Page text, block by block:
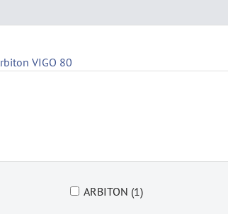
VIGO 80
ARBITON (1)